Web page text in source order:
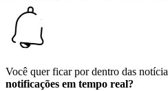
Você quer ficar por dentro das
notificações em tempo real?